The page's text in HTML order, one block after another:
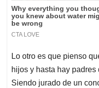
Lo otro es que pienso
hijos y hasta hay
Siendo jurado de un